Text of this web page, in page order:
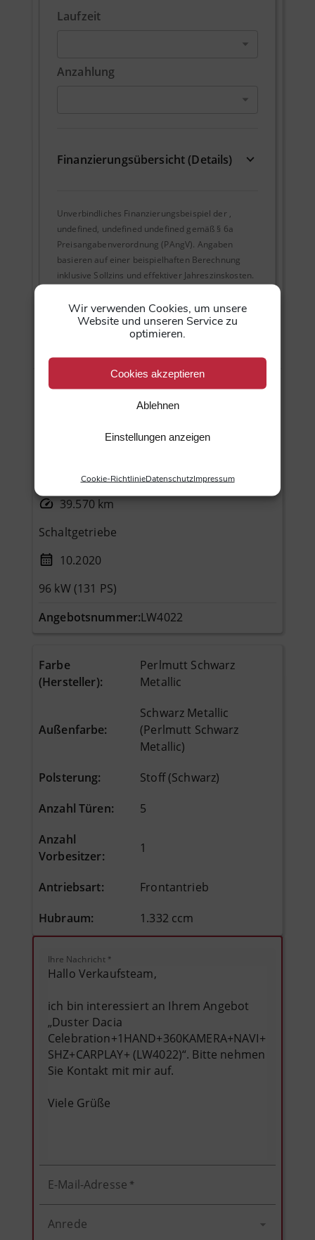
Wir verwenden Cookies, um unsere
Website und unseren Service zu
optimieren.
Cookies akzeptieren
Ablehnen
Einstellungen anzeigen
Cookie-RichtlinieDatenschutzImpressum
Laufzeit
Anzahlung
Finanzierungsübersicht (Details)
Unverbindliches Finanzierungsbeispiel der ,
undefined, undefined undefined gemäß § 6a
Preisangabenverordnung (PAngV). Angaben
basieren auf einer beispielhaften Berechnung
inklusive Sollzins und effektiver Jahreszinskosten.
zusätzlich an und sind nicht Bestandteil der
Finanzierung. Bonität vorausgesetzt. Änderungen,
Irrtümer und Zwischenverkauf vorbehalten.
Gebrauchtfahrzeug
Gelaendewagen / Pickup
Benzin
39.570 km
Schaltgetriebe
10.2020
96 kW (131 PS)
Angebotsnummer:LW4022
Farbe
(Hersteller):
Perlmutt Schwarz
Metallic
Außenfarbe:
Schwarz Metallic
(Perlmutt Schwarz
Metallic)
Polsterung:
Stoff (Schwarz)
Anzahl Türen:
5
Anzahl
Vorbesitzer:
1
Antriebsart:
Frontantrieb
Hubraum: 1.332 ccm
Ihre Nachricht *
E-Mail-Adresse *
Anrede